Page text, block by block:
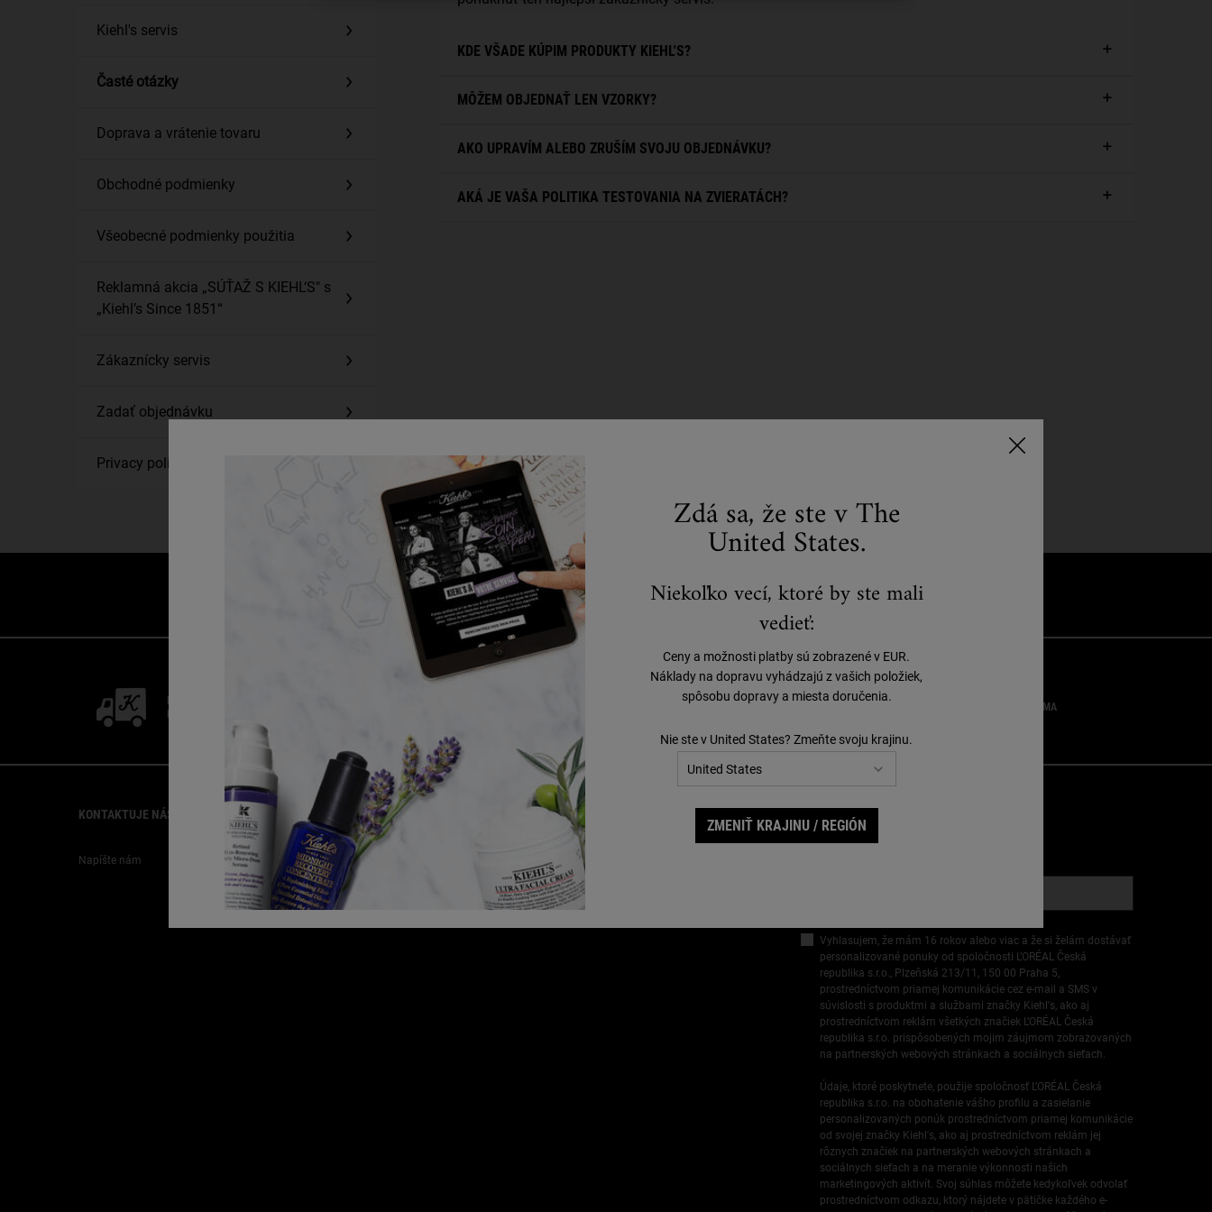
Kiehl's servis
Časté otázky
Doprava a vrátenie tovaru
Obchodné podmienky
Všeobecné podmienky použitia
Reklamná akcia „SÚŤAŽ S KIEHL‘S" s
„Kiehl’s Since 1851“
Zákaznícky servis
Zadať objednávku
Privacy policy
KDE VŠADE KÚPIM PRODUKTY KIEHL'S?
MÔŽEM OBJEDNAŤ LEN VZORKY?
AKO UPRAVÍM ALEBO ZRUŠÍM SVOJU OBJEDNÁVKU?
AKÁ JE VAŠA POLITIKA TESTOVANIA NA ZVIERATÁCH?
DOPRAVA ZADARMO
NAD 50 EUR
DARČEKY VZORKY ZDARMA
KONTAKTUJE NÁS
Napíšte nám
ZÁKAZNÍCKY SERVIS
FAQ
Doprava
Vrátenie
Kariéra
Filantropia
PRIHLÁSIŤ E-MAIL
(*)Povinné políčka
Vyhlasujem, že mám 16 rokov alebo viac a že si želám dostávať
personalizované ponuky od spoločnosti L’ORÉAL Česká
republika s.r.o., Plzeňská 213/11, 150 00 Praha 5,
prostredníctvom priamej komunikácie cez e-mail a SMS v
súvislosti s produktmi a službami značky Kiehl's, ako aj
prostredníctvom reklám všetkých značiek L’ORÉAL Česká
republika s.r.o. prispôsobených mojim záujmom zobrazovaných
na partnerských webových stránkach a sociálnych sieťach.
Údaje, ktoré poskytnete, použije spoločnosť L’ORÉAL Česká
republika s.r.o. na obohatenie vášho profilu a zasielanie
personalizovaných ponúk prostredníctvom priamej komunikácie
od svojej značky Kiehl's, ako aj prostredníctvom reklám jej
rôznych značiek na partnerských webových stránkach a
sociálnych sieťach a na meranie výkonnosti našich
marketingových aktivít. Svoj súhlas môžete kedykoľvek odvolať
prostredníctvom odkazu, ktorý nájdete v pätičke každého e-
Zdá sa, že ste v The
United States.
Niekoľko vecí, ktoré by ste mali
vedieť:
Ceny a možnosti platby sú zobrazené v EUR.
Náklady na dopravu vyhádzajú z vašich položiek,
spôsobu dopravy a miesta doručenia.
Nie ste v United States? Zmeňte svoju krajinu.
ZMENIŤ KRAJINU / REGIÓN